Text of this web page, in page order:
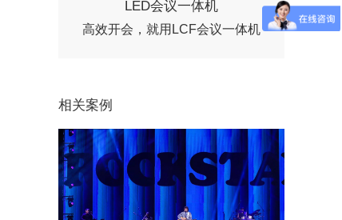
LED会议一体机
高效开会，就用LCF会议一体机
相关案例